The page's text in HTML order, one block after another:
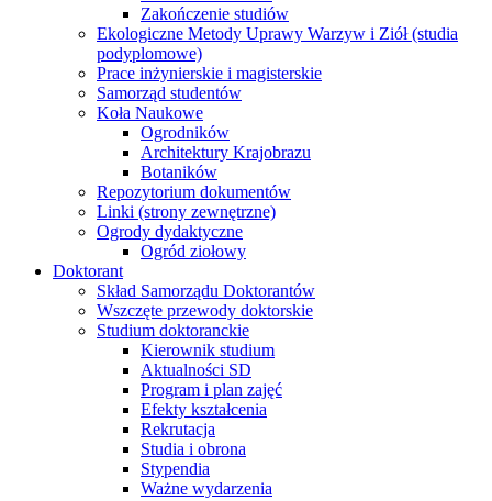
Zakończenie studiów
Ekologiczne Metody Uprawy Warzyw i Ziół (studia
podyplomowe)
Prace inżynierskie i magisterskie
Samorząd studentów
Koła Naukowe
Ogrodników
Architektury Krajobrazu
Botaników
Repozytorium dokumentów
Linki (strony zewnętrzne)
Ogrody dydaktyczne
Ogród ziołowy
Doktorant
Skład Samorządu Doktorantów
Wszczęte przewody doktorskie
Studium doktoranckie
Kierownik studium
Aktualności SD
Program i plan zajęć
Efekty kształcenia
Rekrutacja
Studia i obrona
Stypendia
Ważne wydarzenia